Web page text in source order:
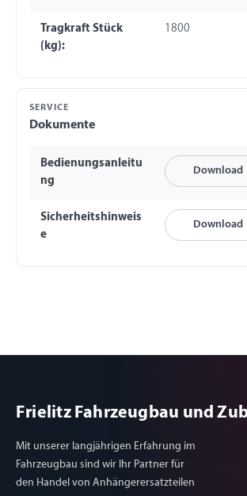
Tragkraft Stück
(kg):
1800
SERVICE
Dokumente
Bedienungsanleitu
ng
Download
Sicherheitshinweis
e
Download
Frielitz Fahrzeugbau und
Mit unserer langjährigen Erfahrung im
Fahrzeugbau sind wir Ihr Partner für
den Handel von Anhängerersatzteilen